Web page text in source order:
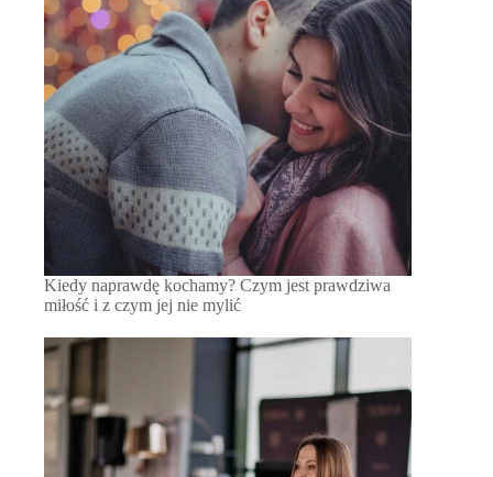
Kiedy naprawdę kochamy? Czym jest prawdziwa
miłość i z czym jej nie mylić